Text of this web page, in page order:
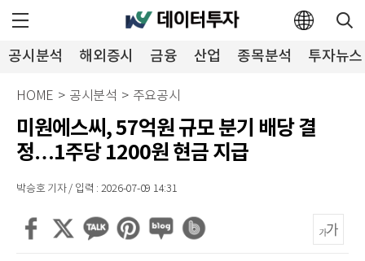
공시분석 해외증시 금융 산업 종목분석 투자뉴스
HOME > 공시분석 > 주요공시
미원에스씨, 57억원 규모 분기 배당 결
정…1주당 1200원 현금 지급
박승호 기자 / 입력 : 2026-07-09 14:31